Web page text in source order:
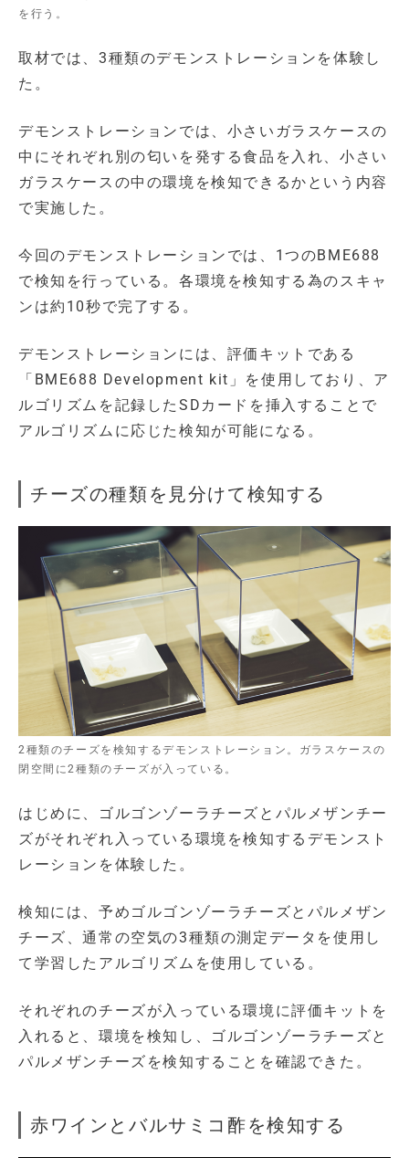
を行う。
取材では、3種類のデモンストレーションを体験し
た。
デモンストレーションでは、小さいガラスケースの
中にそれぞれ別の匂いを発する食品を入れ、小さい
ガラスケースの中の環境を検知できるかという内容
で実施した。
今回のデモンストレーションでは、1つのBME688
で検知を行っている。各環境を検知する為のスキャ
ンは約10秒で完了する。
デモンストレーションには、評価キットである
「BME688 Development kit」を使用しており、ア
ルゴリズムを記録したSDカードを挿入することで
アルゴリズムに応じた検知が可能になる。
チーズの種類を見分けて検知する
2種類のチーズを検知するデモンストレーション。ガラスケースの
閉空間に2種類のチーズが入っている。
はじめに、ゴルゴンゾーラチーズとパルメザンチー
ズがそれぞれ入っている環境を検知するデモンスト
レーションを体験した。
検知には、予めゴルゴンゾーラチーズとパルメザン
チーズ、通常の空気の3種類の測定データを使用し
て学習したアルゴリズムを使用している。
それぞれのチーズが入っている環境に評価キットを
入れると、環境を検知し、ゴルゴンゾーラチーズと
パルメザンチーズを検知することを確認できた。
赤ワインとバルサミコ酢を検知する